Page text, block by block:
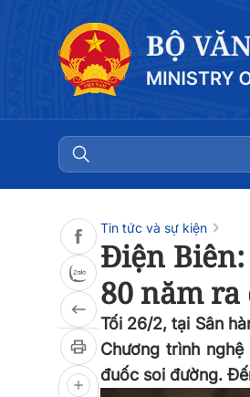
Tin tức và sự kiện
Điện
80 năm
Tối 26/2, tại Sân
Chương trình
đuốc soi đường.
0:00 0:00